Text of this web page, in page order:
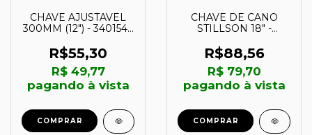
CHAVE AJUSTAVEL
300MM (12") - 340154 -
R$55,30
R$ 49,77
pagando à vista
COMPRAR
CHAVE DE CANO
STILLSON 18" -
R$88,56
R$ 79,70
pagando à vista
COMPRAR